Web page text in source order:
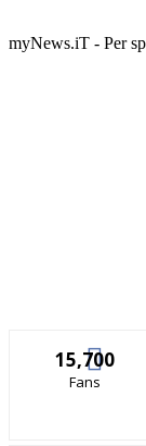
myNews.iT - Per
15,700
Fans